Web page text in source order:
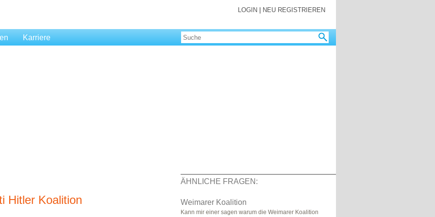
LOGIN NEU REGISTRIEREN
Karriere
Hitler Koalition
ÄHNLICHE FRAGEN:
Weimarer Koalition
Kann mir einer sagen warum die Weimarer Koalition